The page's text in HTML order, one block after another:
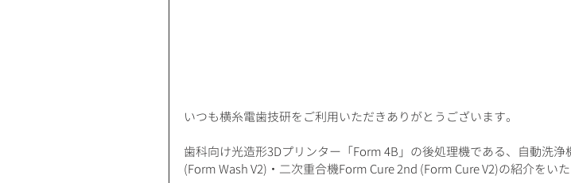
いつも横糸電歯技研をご利用いただきありがとうございます。
歯科向け光造形3Dプリンター「Form 4B」の後処理機である、自動洗浄
(Form Wash V2)・二次重合機Form Cure 2nd (Form Cure V2)の紹介をいた